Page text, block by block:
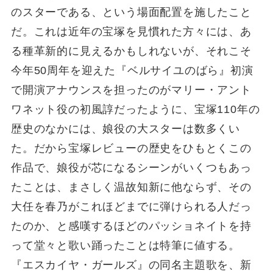
のスターである、という場面配置を施したこと
だ。これは近年の宝塚を見慣れた方々には、あ
る種革新的に見えるかもしれないが、それこそ
今年50周年を迎えた『ベルサイユのばら』初演
で開演アナウンスを担ったのがマリー・アント
ワネット役の初風諄だったように、宝塚110年の
歴史のなかには、娘役の大スターは数多くい
た。だから宝塚レビューの歴史をひもとくこの
作品で、娘役が芯になるシーンがいくつもあっ
たことは、まさしく温故知新に他ならず、その
大任を春乃がこれほどまでに弾けられる人だっ
たのか、と感嘆するほどのパッショネイトを持
って堂々と歌い踊ったことは特筆に値する。
『エスカイヤ・ガールズ』の同名主題歌を、新